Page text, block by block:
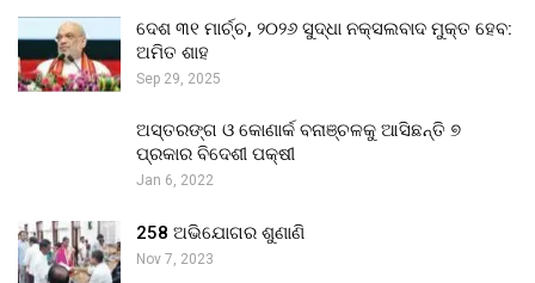
ଦେଶ ୩୧ ମାର୍ଚ୍ଚ, ୨୦୨୬ ସୁଦ୍ଧା ନକ୍ସଲବାଦ ମୁକ୍ତ ହେବ:
ଅମିତ ଶାହ
Sep 29, 2025
ଅସ୍ତରଙ୍ଗ ଓ କୋଣାର୍କ ବନାଞ୍ଚଳକୁ ଆସିଛନ୍ତି ୭
ପ୍ରକାର ବିଦେଶୀ ପକ୍ଷୀ
Jan 6, 2022
258 ଅଭିଯୋଗର ଶୁଣାଣି
Nov 7, 2023